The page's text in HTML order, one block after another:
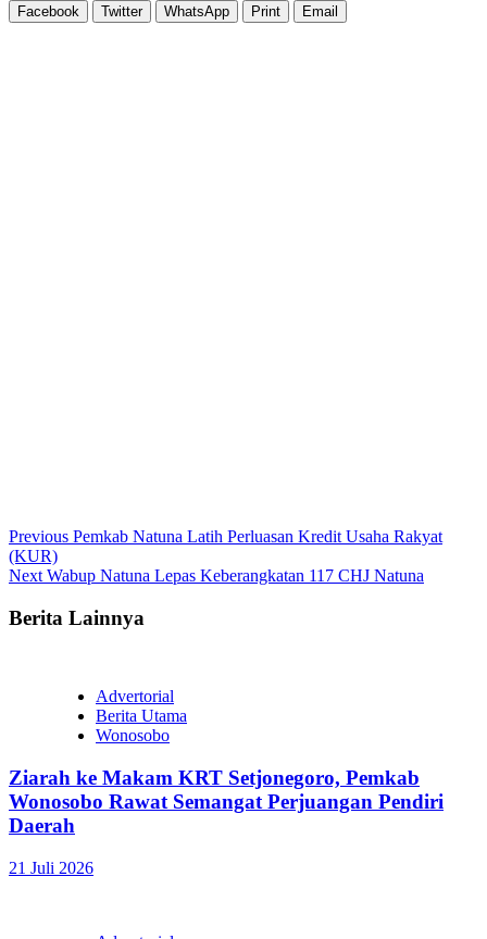
Facebook Twitter WhatsApp Print Email
Continue
Reading
Previous Pemkab Natuna Latih Perluasan Kredit Usaha Rakyat
(KUR)
Next Wabup Natuna Lepas Keberangkatan 117 CHJ Natuna
Berita Lainnya
Advertorial
Berita Utama
Wonosobo
Ziarah ke Makam KRT Setjonegoro, Pemkab
Wonosobo Rawat Semangat Perjuangan Pendiri
Daerah
21 Juli 2026